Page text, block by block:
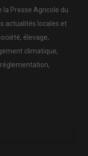
Presse Agricole du
actualités locales et
élevage,
climatique,